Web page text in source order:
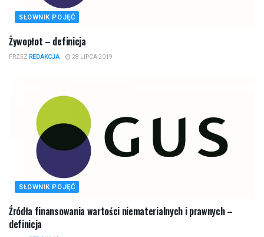
SŁOWNIK POJĘĆ
Żywopłot – definicja
PRZEZ REDAKCJA 28 LIPCA 2019
SŁOWNIK POJĘĆ
Źródła finansowania wartości niematerialnych i prawnych –
definicja